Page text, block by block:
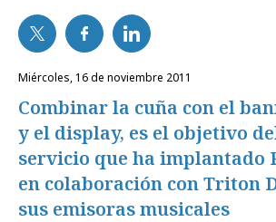
miércoles, 16 de noviembre 2011
Combinar la cuña con el
y el display, es el objetivo
servicio que ha implantado
en colaboración con Triton
sus emisoras musicales